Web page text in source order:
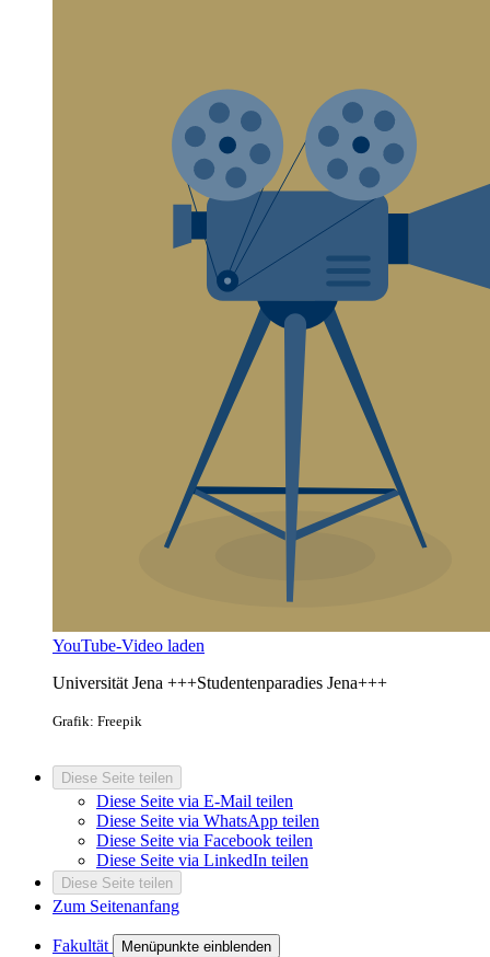
YouTube-Video laden
Universität Jena +++Studentenparadies Jena+++
Grafik: Freepik
Diese Seite teilen
Diese Seite via E-Mail teilen
Diese Seite via WhatsApp teilen
Diese Seite via Facebook teilen
Diese Seite via LinkedIn teilen
Diese Seite teilen
Zum Seitenanfang
Fakultät Menüpunkte einblenden